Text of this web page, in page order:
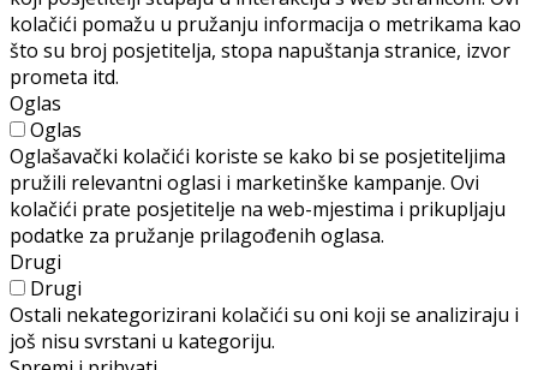
kolačići pomažu u pružanju informacija o metrikama kao
što su broj posjetitelja, stopa napuštanja stranice, izvor
prometa itd.
Oglas
Oglas
Oglašavački kolačići koriste se kako bi se posjetiteljima
pružili relevantni oglasi i marketinške kampanje. Ovi
kolačići prate posjetitelje na web-mjestima i prikupljaju
podatke za pružanje prilagođenih oglasa.
Drugi
Drugi
Ostali nekategorizirani kolačići su oni koji se analiziraju i
još nisu svrstani u kategoriju.